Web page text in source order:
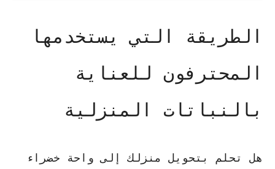
الطريقة التي يستخدمها
المحترفون للعناية
بالنباتات المنزلية
هل تحلم بتحويل منزلك إلى واحة خضراء